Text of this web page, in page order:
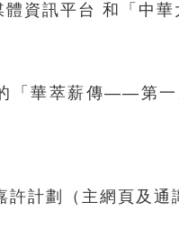
資訊平台 和「中
「華萃薪傳——第
計劃（主網頁及通